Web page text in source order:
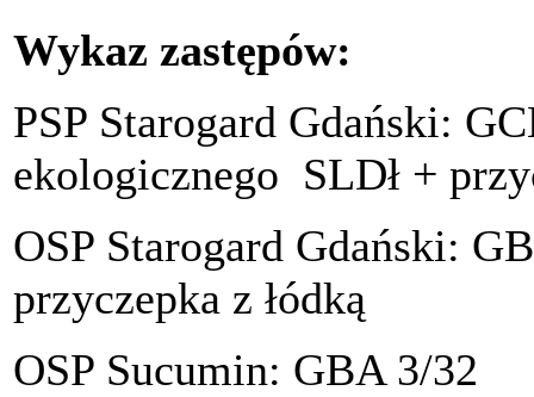
Wykaz zastępów:
PSP Starogard Gdański:
ekologicznego SLDł +
OSP Starogard Gdański:
przyczepka z łódką
OSP Sucumin: GBA 3/32